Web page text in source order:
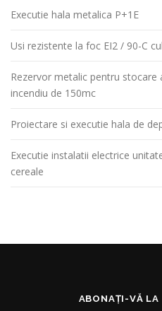
Executie hala metalica P+1E
Usi rezistente la foc EI2 / 90-C
Rezervor metalic pentru
incendiu de 150mc
Proiectare si executie hala de
Executie instalatii electrice
cereale
ABONAȚI-VĂ LA